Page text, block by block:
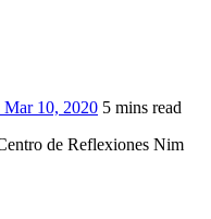
Mar 10, 2020 5 mins read